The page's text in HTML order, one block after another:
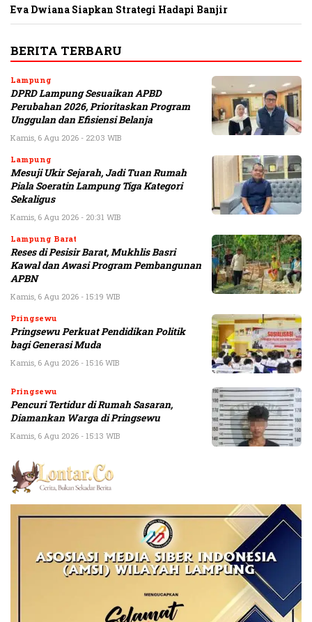
Eva Dwiana Siapkan Strategi Hadapi Banjir
BERITA TERBARU
Lampung
DPRD Lampung Sesuaikan APBD
Perubahan 2026, Prioritaskan Program
Unggulan dan Efisiensi Belanja
Kamis, 6 Agu 2026 - 22:03 WIB
Lampung
Mesuji Ukir Sejarah, Jadi Tuan Rumah
Piala Soeratin Lampung Tiga Kategori
Sekaligus
Kamis, 6 Agu 2026 - 20:31 WIB
Lampung Barat
Reses di Pesisir Barat, Mukhlis Basri
Kawal dan Awasi Program Pembangunan
APBN
Kamis, 6 Agu 2026 - 15:19 WIB
Pringsewu
Pringsewu Perkuat Pendidikan Politik
bagi Generasi Muda
Kamis, 6 Agu 2026 - 15:16 WIB
Pringsewu
Pencuri Tertidur di Rumah Sasaran,
Diamankan Warga di Pringsewu
Kamis, 6 Agu 2026 - 15:13 WIB